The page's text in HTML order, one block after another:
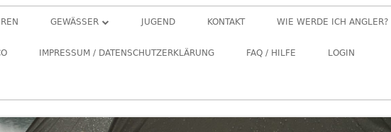
GEWÄSSER
VERLER SEE
JUGEND KONTAKT WIE WERDE ICH ANGLER?
ANGELN FÜR EINSTEIGER
„SPORTFISCHERPRÜFUNG“
IMPRESSUM / DATENSCHUTZERKLÄRUNG FAQ / HILFE LOGIN